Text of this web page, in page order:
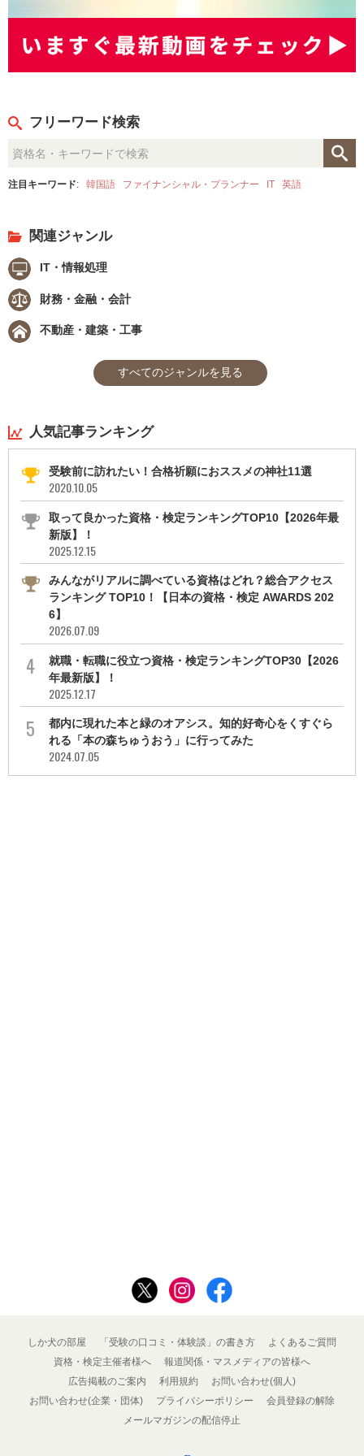
フリーワード検索
注目キーワード: 韓国語 ファイナンシャル・プランナー IT 英語
関連ジャンル
IT・情報処理
財務・金融・会計
不動産・建築・工事
すべてのジャンルを見る
人気記事ランキング
受験前に訪れたい！合格祈願におススメの神社11選
2020.10.05
取って良かった資格・検定ランキングTOP10【2026年最
新版】！
2025.12.15
みんながリアルに調べている資格はどれ？総合アクセス
ランキング TOP10！【日本の資格・検定 AWARDS 202
6】
2026.07.09
就職・転職に役立つ資格・検定ランキングTOP30【2026
年最新版】！
2025.12.17
都内に現れた本と緑のオアシス。知的好奇心をくすぐら
れる「本の森ちゅうおう」に行ってみた
2024.07.05
しか犬の部屋 「受験の口コミ・体験談」の書き方
よくあるご質問
資格・検定主催者様へ
報道関係・マスメディアの皆様へ
広告掲載のご案内
利用規約
お問い合わせ(個人)
お問い合わせ(企業・団体)
プライバシーポリシー
会員登録の解除
メールマガジンの配信停止